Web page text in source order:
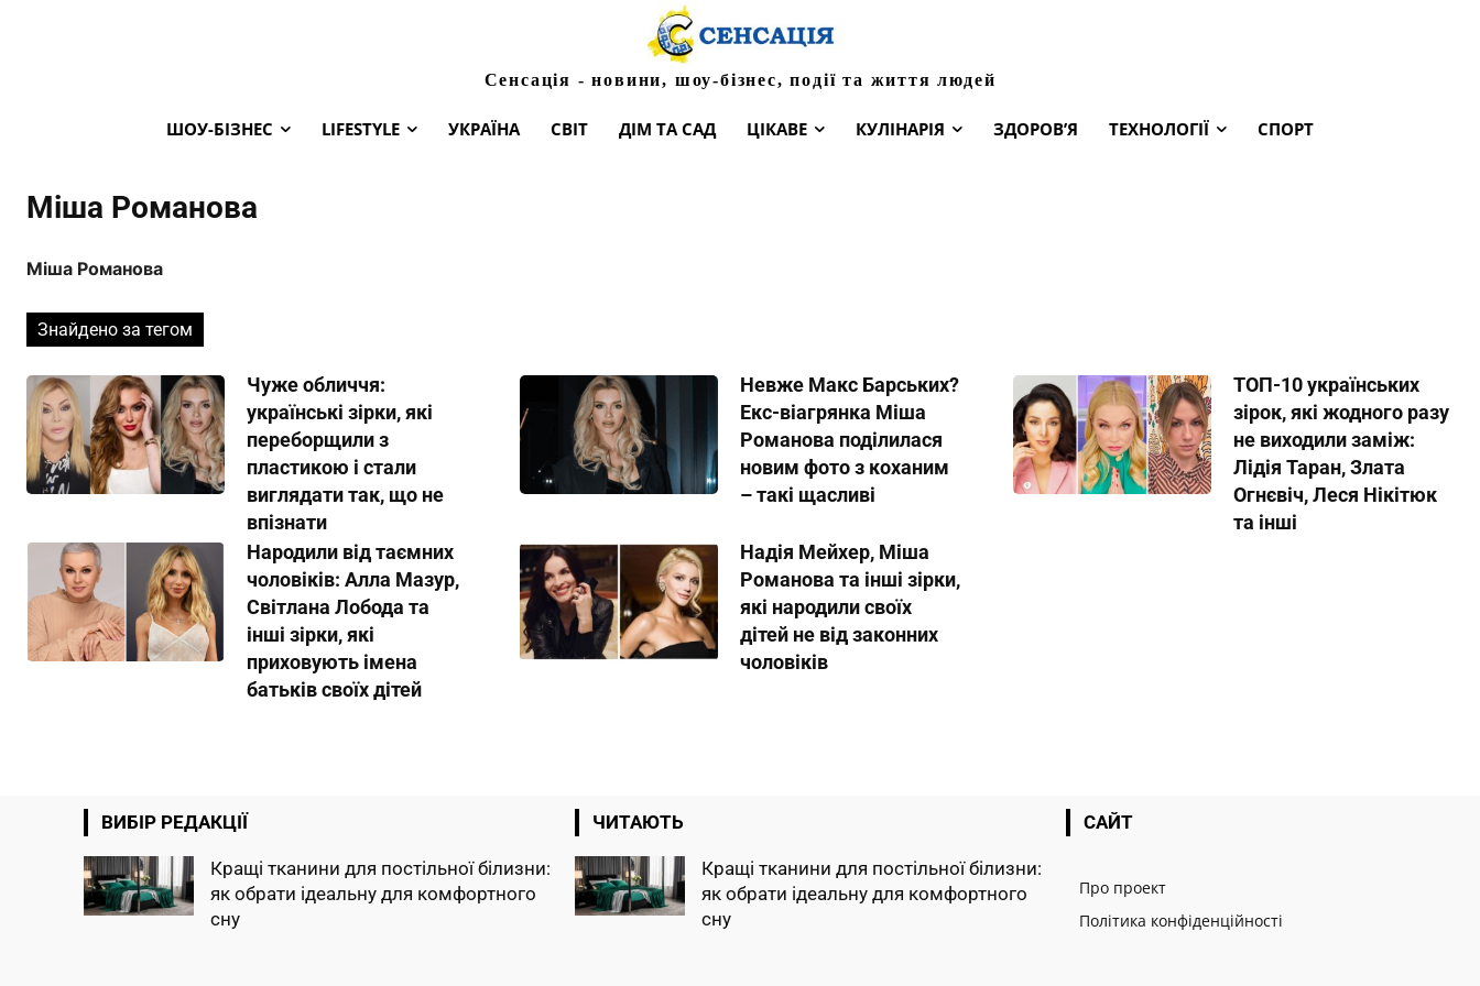
Сенсація - новини, шоу-бізнес, події та життя людей
ШОУ-БІЗНЕС LIFESTYLE УКРАЇНА СВІТ ДІМ ТА САД ЦІКАВЕ КУЛІНАРІЯ ЗДОРОВ’Я ТЕХНОЛОГІЇ СПОРТ
Міша Романова
Міша Романова
Знайдено за тегом
Чуже обличчя:
українські зірки, які
переборщили з
пластикою і стали
виглядати так, що не
впізнати
Невже Макс Барських?
Екс-віагрянка Міша
Романова поділилася
новим фото з коханим
– такі щасливі
ТОП-10 українських
зірок, які жодного разу
не виходили заміж:
Лідія Таран, Злата
Огнєвіч, Леся Нікітюк
та інші
Народили від таємних
чоловіків: Алла Мазур,
Світлана Лобода та
інші зірки, які
приховують імена
батьків своїх дітей
Надія Мейхер, Міша
Романова та інші зірки,
які народили своїх
дітей не від законних
чоловіків
ВИБІР РЕДАКЦІЇ
Кращі тканини для постільної білизни:
як обрати ідеальну для комфортного
сну
ЧИТАЮТЬ
Кращі тканини для постільної білизни:
як обрати ідеальну для комфортного
сну
САЙТ
Про проект
Політика конфіденційності